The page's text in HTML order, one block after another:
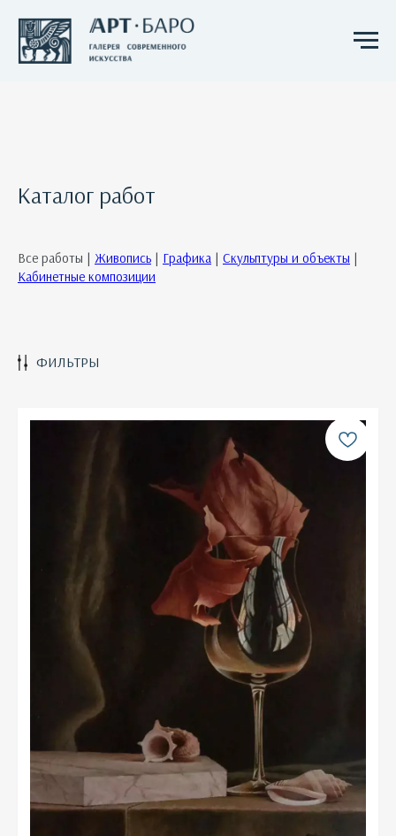
Каталог работ
Все работы | Живопись | Графика | Скульптуры и объекты |
Кабинетные композиции
ФИЛЬТРЫ